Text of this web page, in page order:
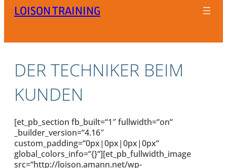
LOISON TRAINING
DER TECHNIKER BEIM
KUNDEN
[et_pb_section fb_built=“1″ fullwidth=“on“
_builder_version=“4.16″
custom_padding=“0px|0px|0px|0px“
global_colors_info=“{}“][et_pb_fullwidth_image
src=“http://loison.amann.net/wp-